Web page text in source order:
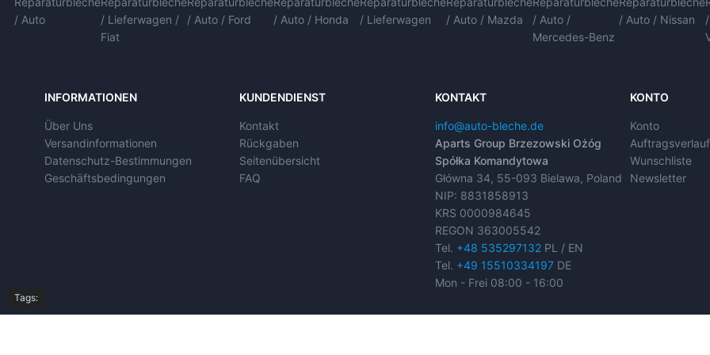
/ Auto
/ Lieferwagen /
Fiat
/ Auto / Ford
/ Auto / Honda
/ Lieferwagen
/ Auto / Mazda
/ Auto /
Mercedes-Benz
/ Auto / Nissan
INFORMATIONEN
Über Uns
Versandinformationen
Datenschutz-Bestimmungen
Geschäftsbedingungen
KUNDENDIENST
Kontakt
Rückgaben
Seitenübersicht
FAQ
KONTAKT
info@auto-bleche.de
Aparts Group Brzezowski Ożóg
Spółka Komandytowa
Główna 34, 55-093 Bielawa, Poland
NIP: 8831858913
KRS 0000984645
REGON 363005542
Tel. +48 535297132PL / EN
Tel. +49 15510334197DE
Mon - Frei 08:00 - 16:00
KONTO
Konto
Auftragsverlauf
Wunschliste
Newsletter
Tags: